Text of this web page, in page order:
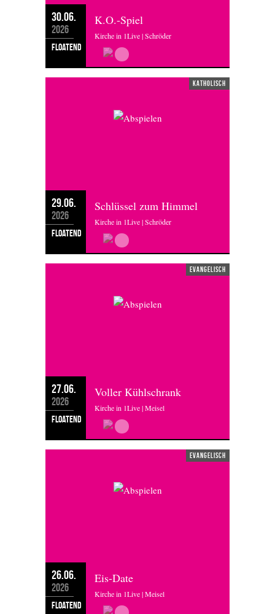
30.06.
2026
floatend
K.O.-Spiel
Kirche in 1Live | Schröder
katholisch
29.06.
2026
floatend
Schlüssel zum Himmel
Kirche in 1Live | Schröder
evangelisch
27.06.
2026
floatend
Voller Kühlschrank
Kirche in 1Live | Meisel
evangelisch
26.06.
2026
floatend
Eis-Date
Kirche in 1Live | Meisel